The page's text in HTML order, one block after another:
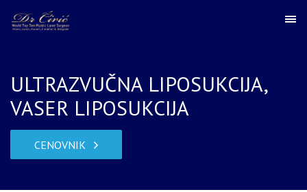
ULTRAZVUČNA LIPOSUKCIJA,
VASER LIPOSUKCIJA
CENOVNIK